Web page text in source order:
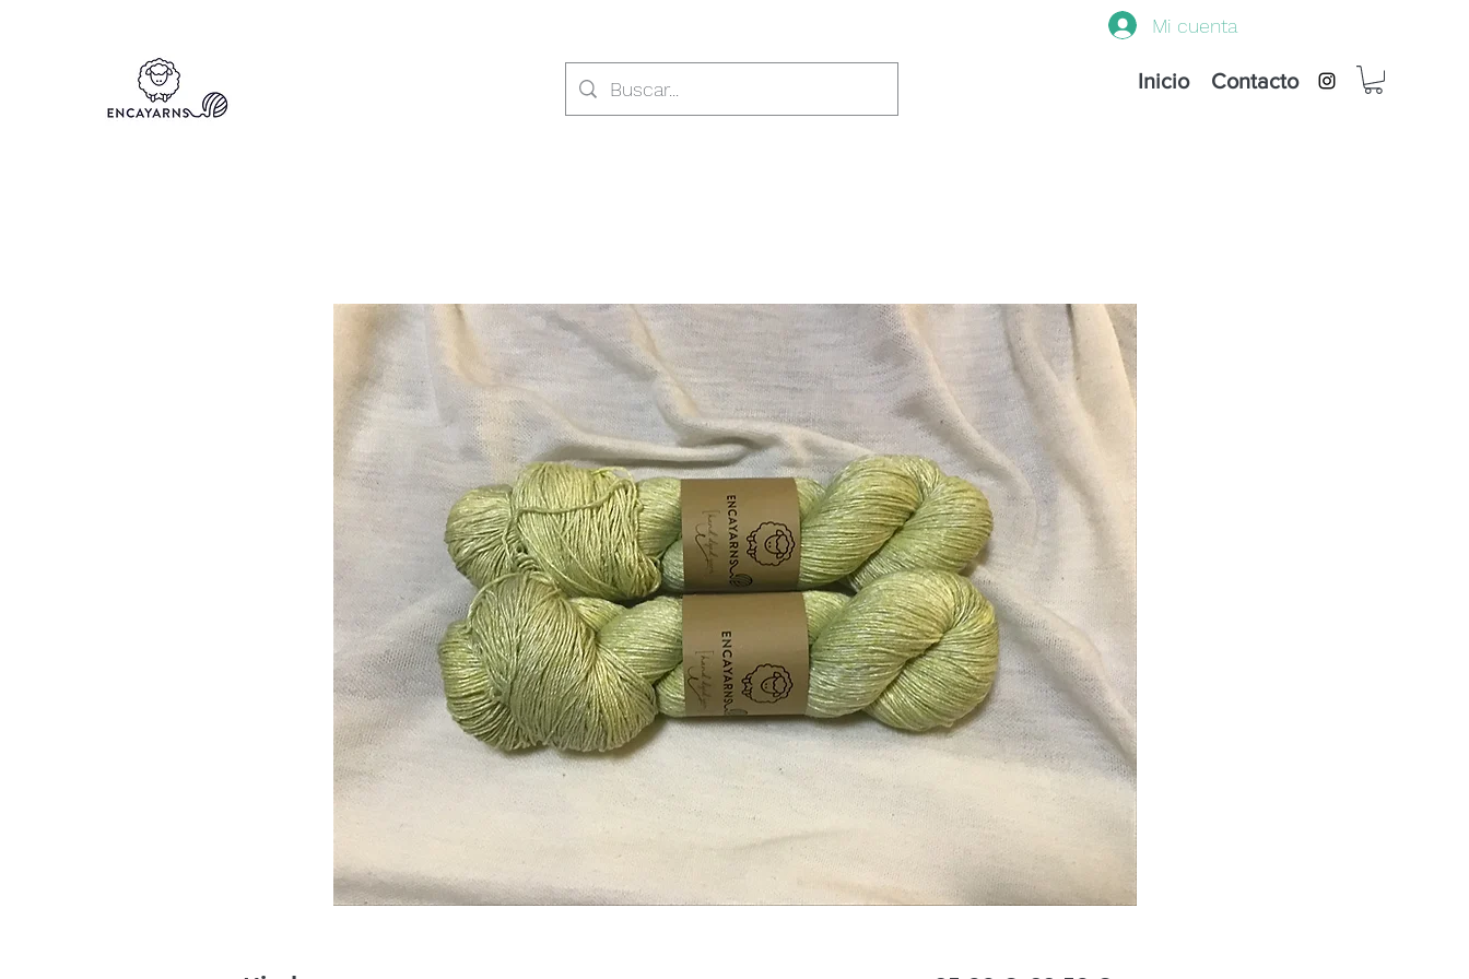
Inicio Contacto
Mi cuenta